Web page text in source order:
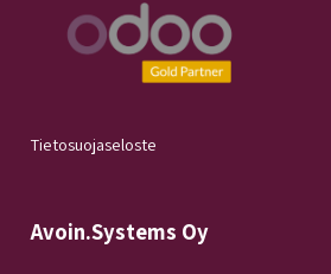
Tietosuojaseloste
Avoin.Systems Oy